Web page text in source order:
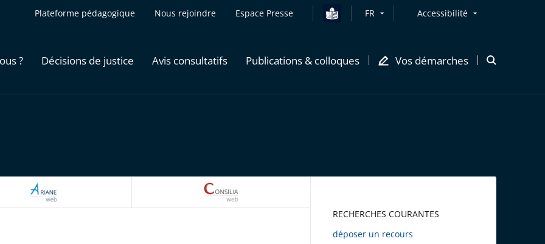
Plateforme pédagogique Nous rejoindre Espace Presse FR Accessibilité
? Décisions de justice Avis consultatifs Publications & colloques Vos démarches
Ouvrir
ARIANEWEB
RECHERCHES COURANTES
déposer un recours